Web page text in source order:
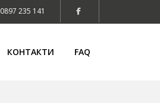
0897 235 141
КОНТАКТИ FAQ